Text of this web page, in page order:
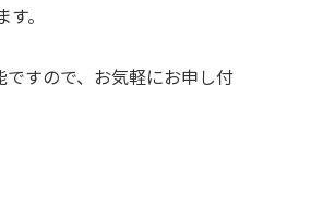
。
すので、お気軽にお申し付